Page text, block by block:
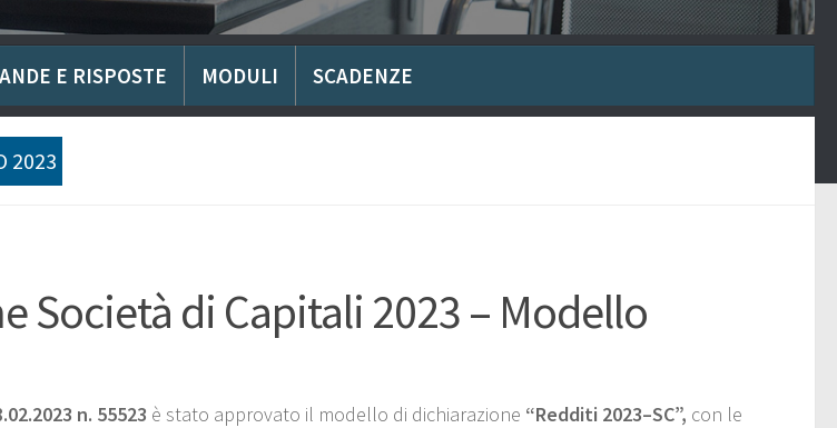
E RISPOSTE MODULI SCADENZE
2023
Società di Capitali 2023 – Modello
n. 55523 è stato approvato il modello di dichiarazione “Redditi 2023–SC”, con le